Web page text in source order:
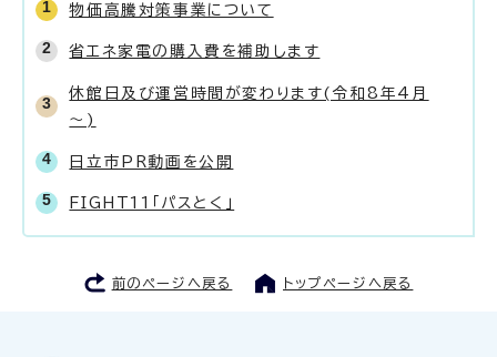
物価高騰対策事業について
省エネ家電の購入費を補助します
休館日及び運営時間が変わります(令和8年4月
～)
日立市PR動画を公開
FIGHT11「パスとく」
前のページへ戻る トップページへ戻る